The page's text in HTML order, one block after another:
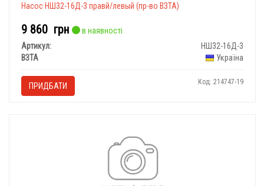
Насос НШ32-16Д-3 правй/левый (пр-во ВЗТА)
9 860 грн
в наявності
Артикул:
НШ32-16Д-3
ВЗТА
Україна
ПРИДБАТИ Код: 214747-19